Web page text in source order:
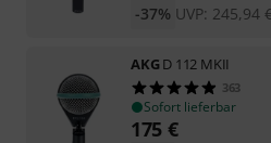
UVP: 245,94 €
-37%
AKGD 112 MKII
363
Sofort lieferbar
175 €